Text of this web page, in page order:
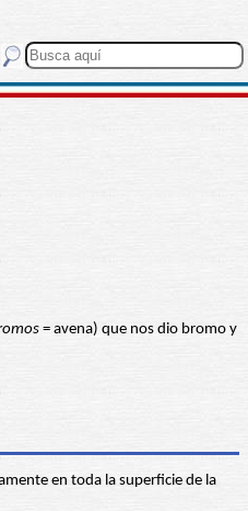
= avena) que nos dio bromo y
en toda la superficie de la